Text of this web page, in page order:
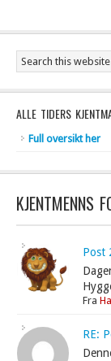
ALLE TIDERS
Full oversikt her
KJENTMENNS
Post
Fra
RE: